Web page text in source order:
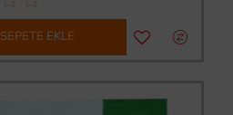
SEPETE EKLE